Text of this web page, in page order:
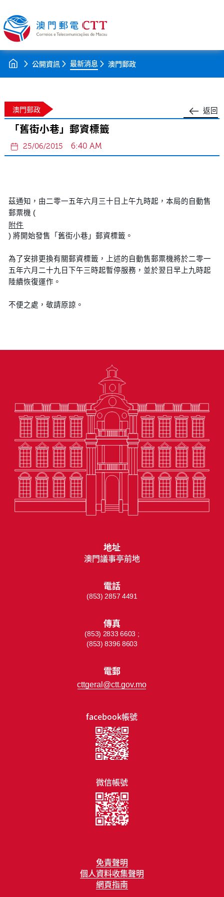
公開資訊 最新消息 澳門郵政
返回
澳門郵政
「舊街小巷」郵資標籤
25/06/2015 6:40 AM
茲通知，由二零一五年六月三十日上午九時起，本局的自動售
郵票機 (
附件
) 將開始發售「舊街小巷」郵資標籤。
為了安排更換有關郵資標籤，上述的自動售郵票機將於二零一
五年六月二十九日下午三時起暫停服務，並於翌日早上九時起
陸續恢復運作。
不便之處，敬請原諒。
免責聲明
個人資料收集聲明
網頁指南
facebook帳號
微信帳號
地址
澳門議事亭前地
電話
(853) 2857 4491
傳真
(853) 2833 6603 ;
(853) 8396 8603
電郵
cttgeral@ctt.gov.mo